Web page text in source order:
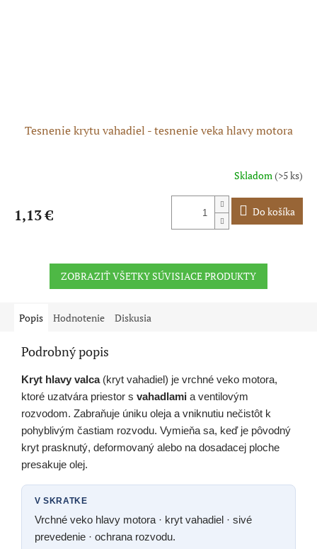
Tesnenie krytu vahadiel - tesnenie veka hlavy motora
Skladom(>5 ks)
1,13 € Do košíka
ZOBRAZIŤ VŠETKY SÚVISIACE PRODUKTY
Popis Hodnotenie Diskusia
Podrobný popis
Kryt hlavy valca(kryt vahadiel) je vrchné veko motora,
ktoré uzatvára priestor s vahadlami a ventilovým
rozvodom. Zabraňuje úniku oleja a vniknutiu nečistôt k
pohyblivým častiam rozvodu. Vymieňa sa, keď je pôvodný
kryt prasknutý, deformovaný alebo na dosadacej ploche
presakuje olej.
V SKRATKE
Vrchné veko hlavy motora · kryt vahadiel · sivé
prevedenie · ochrana rozvodu.